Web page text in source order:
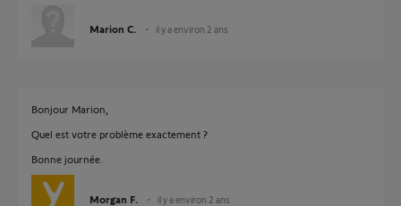
Marion C. il y a environ 2 ans
Bonjour Marion,
Quel est votre problème exactement ?
Bonne journée.
Morgan F. il y a environ 2 ans